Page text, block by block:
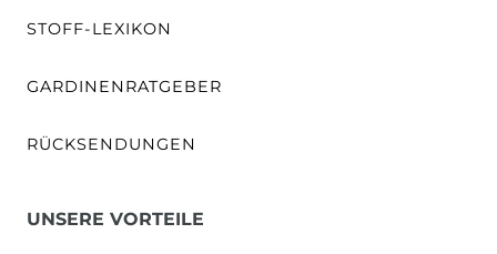
STOFF-LEXIKON
GARDINENRATGEBER
RÜCKSENDUNGEN
UNSERE VORTEILE